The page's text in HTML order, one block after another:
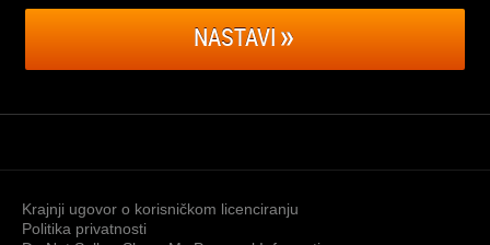
NASTAVI
Krajnji ugovor o korisničkom licenciranju
Politika privatnosti